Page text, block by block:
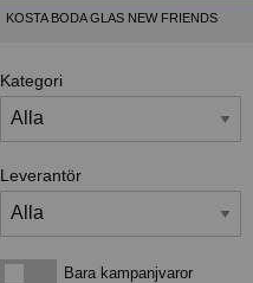
KOSTA BODA GLAS NEW FRIENDS
Kategori
Leverantör
Bara kampanjvarorBara kampanjvaror